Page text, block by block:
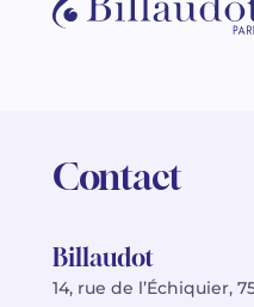
Contact
Billaudot
14, rue de l’Échiquier,